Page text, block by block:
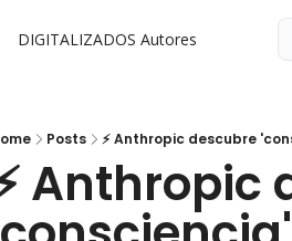
DIGITALIZADOS Autores
Posts ⚡ Anthropic descubre
Anthropic